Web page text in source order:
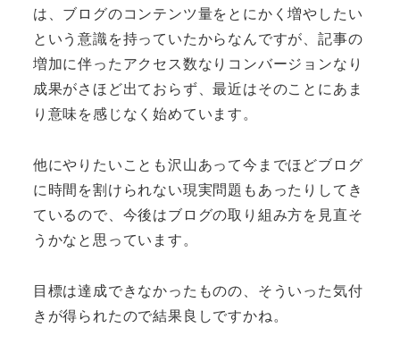
は、ブログのコンテンツ量をとにかく増やしたい
という意識を持っていたからなんですが、記事の
増加に伴ったアクセス数なりコンバージョンなり
成果がさほど出ておらず、最近はそのことにあま
り意味を感じなく始めています。
他にやりたいことも沢山あって今までほどブログ
に時間を割けられない現実問題もあったりしてき
ているので、今後はブログの取り組み方を見直そ
うかなと思っています。
目標は達成できなかったものの、そういった気付
きが得られたので結果良しですかね。